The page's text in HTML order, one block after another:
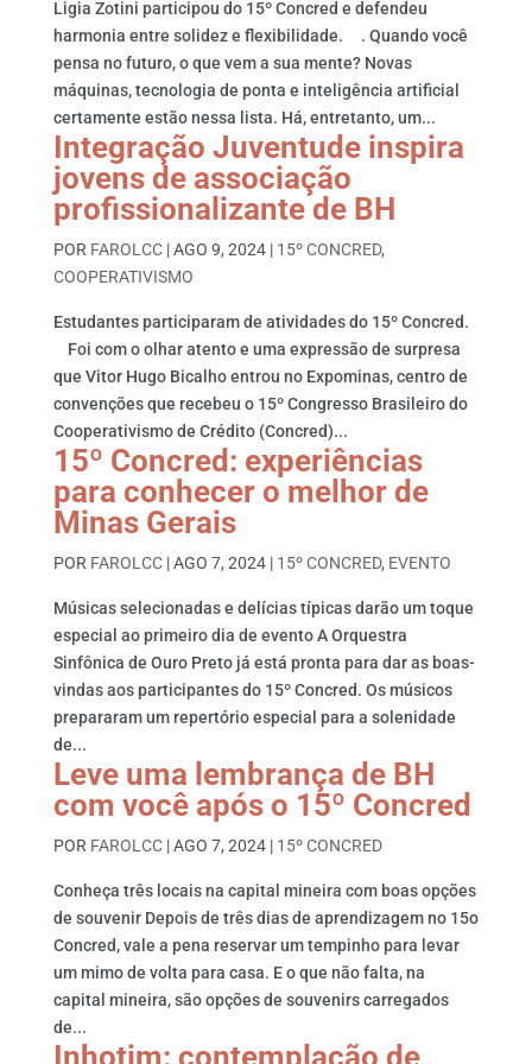
Ligia Zotini participou do 15º Concred e defendeu
harmonia entre solidez e flexibilidade. . Quando você
pensa no futuro, o que vem a sua mente? Novas
máquinas, tecnologia de ponta e inteligência artificial
certamente estão nessa lista. Há, entretanto, um...
Integração Juventude inspira
jovens de associação
profissionalizante de BH
POR FAROLCC|AGO 9, 2024| 15º CONCRED,
COOPERATIVISMO
Estudantes participaram de atividades do 15º Concred.
Foi com o olhar atento e uma expressão de surpresa
que Vitor Hugo Bicalho entrou no Expominas, centro de
convenções que recebeu o 15º Congresso Brasileiro do
Cooperativismo de Crédito (Concred)...
15º Concred: experiências
para conhecer o melhor de
Minas Gerais
POR FAROLCC|AGO 7, 2024| 15º CONCRED, EVENTO
Músicas selecionadas e delícias típicas darão um toque
especial ao primeiro dia de evento A Orquestra
Sinfônica de Ouro Preto já está pronta para dar as boas-
vindas aos participantes do 15º Concred. Os músicos
prepararam um repertório especial para a solenidade
de...
Leve uma lembrança de BH
com você após o 15º Concred
POR FAROLCC|AGO 7, 2024| 15º CONCRED
Conheça três locais na capital mineira com boas opções
de souvenir Depois de três dias de aprendizagem no 15o
Concred, vale a pena reservar um tempinho para levar
um mimo de volta para casa. E o que não falta, na
capital mineira, são opções de souvenirs carregados
de...
Inhotim: contemplação de